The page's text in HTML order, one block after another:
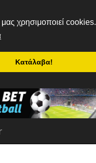
μας χρησιμοποιεί cookies.
Κατάλαβα!